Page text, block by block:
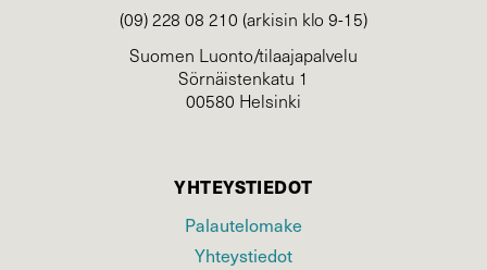
(09) 228 08 210 (arkisin klo 9-15)
Suomen Luonto/tilaajapalvelu
Sörnäistenkatu 1
00580 Helsinki
YHTEYSTIEDOT
Palautelomake
Yhteystiedot